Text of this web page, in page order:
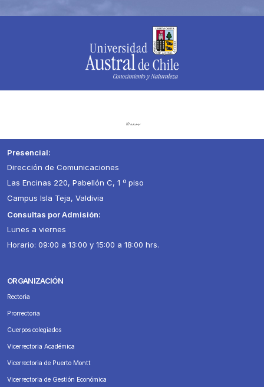
Presencial:
Dirección de Comunicaciones
Las Encinas 220, Pabellón C, 1 º piso
Campus Isla Teja, Valdivia
Consultas por Admisión:
Lunes a viernes
Horario: 09:00 a 13:00 y 15:00 a 18:00 hrs.
ORGANIZACIÓN
Rectoria
Prorrectoria
Cuerpos colegiados
Vicerrectoria Académica
Vicerrectoria de Puerto Montt
Vicerrectoria de Gestión Económica